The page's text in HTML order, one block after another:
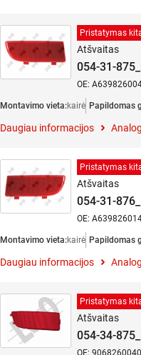
Pristatymas
Atšvaitas
054-31-
OE:
Montavimo vieta:kairė Papildomas
Daugiau informacijos
Pristatymas
Atšvaitas
054-31-
OE:
Montavimo vieta:kairė Papildomas
Daugiau informacijos
Pristatymas
Atšvaitas
054-34-
OE: 9068260040